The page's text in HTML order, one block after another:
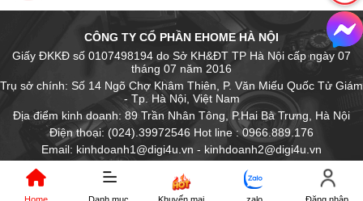
CÔNG TY CỔ PHẦN EHOME HÀ NỘI
Giấy ĐKKĐ số 0107498194 do Sở KH&ĐT TP Hà Nội cấp ngày 07
tháng 07 năm 2016
Trụ sở chính: Số 14 Ngõ Chợ Khâm Thiên, P. Văn Miếu Quốc Tử Giám
- Tp. Hà Nội, Việt Nam
Địa điểm kinh doanh: 89 Trần Nhân Tông, P.Hai Bà Trưng, Hà Nội
Điện thoại: (024).39972546 Hot line : 0966.889.176
Email: kinhdoanh1@digi4u.vn - kinhdoanh2@digi4u.vn